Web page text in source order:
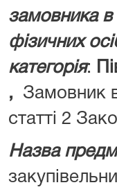
замовника
фізичних
категорія:
, Замовник
статті 2
Назва